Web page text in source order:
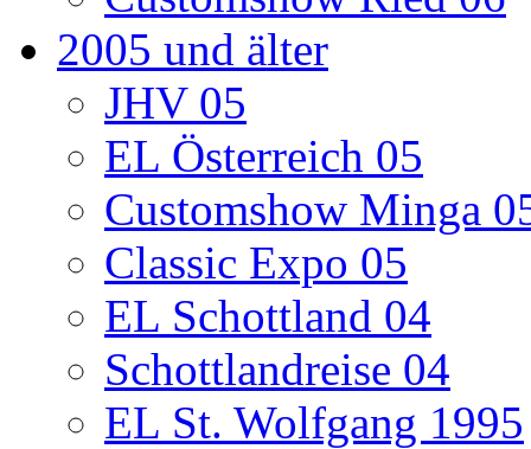
2005 und älter
JHV 05
EL Österreich 05
Customshow Minga
Classic Expo 05
EL Schottland 04
Schottlandreise 04
EL St. Wolfgang 1995